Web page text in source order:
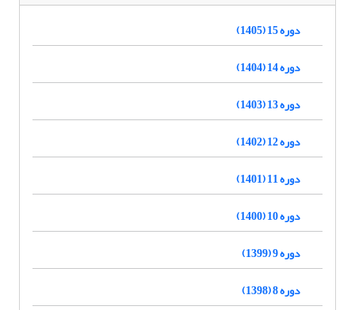
دوره 15 (1405)
دوره 14 (1404)
دوره 13 (1403)
دوره 12 (1402)
دوره 11 (1401)
دوره 10 (1400)
دوره 9 (1399)
دوره 8 (1398)